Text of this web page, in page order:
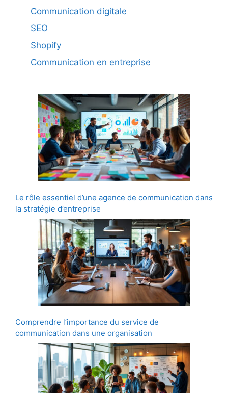
Communication digitale
SEO
Shopify
Communication en entreprise
Le rôle essentiel d’une agence de communication dans
la stratégie d’entreprise
Comprendre l’importance du service de
communication dans une organisation